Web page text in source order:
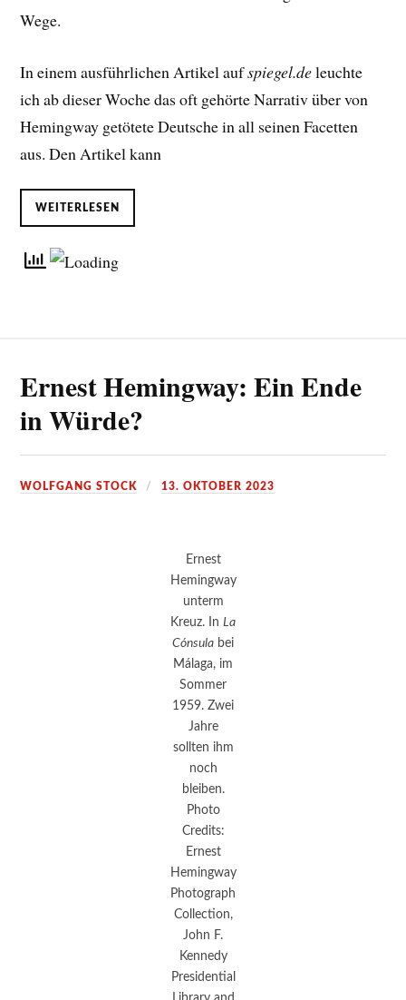
Wege.
In einem ausführlichen Artikel aufspiegel.deleuchte
ich ab dieser Woche das oft gehörte Narrativ über von
Hemingway getötete Deutsche in all seinen Facetten
aus. Den Artikel kann
WEITERLESEN
Ernest Hemingway: Ein Ende
in Würde?
WOLFGANG STOCK 13. OKTOBER 2023
Ernest
Hemingway
unterm
Kreuz. In La
Cónsula bei
Málaga, im
Sommer
1959. Zwei
Jahre
sollten ihm
noch
bleiben.
Photo
Credits:
Ernest
Hemingway
Photograph
Collection,
John F.
Kennedy
Presidential